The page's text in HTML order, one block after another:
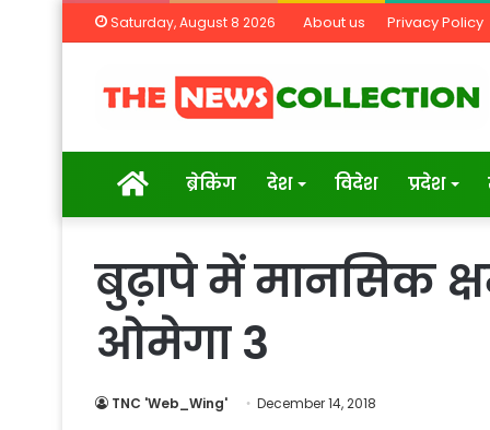
Saturday, August 8 2026 About us Privacy Policy
Homeब्रेकिंग देश विदेश प्रदेश
बुढ़ापे में मानसिक
ओमेगा 3
TNC 'Web_Wing' December 14, 2018